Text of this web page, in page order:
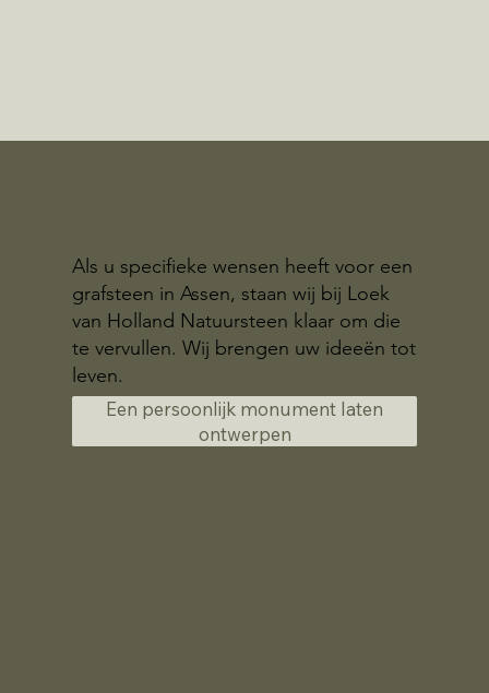
Als u specifieke wensen heeft voor een
grafsteen in Assen, staan wij bij Loek
van Holland Natuursteen klaar om die
te vervullen. Wij brengen uw ideeën tot
leven.
Een persoonlijk monument laten
ontwerpen